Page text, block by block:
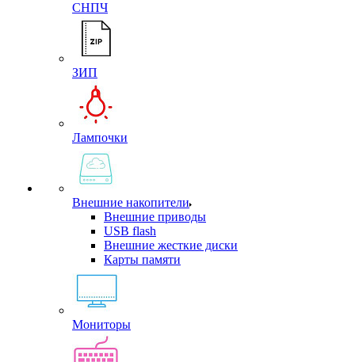
СНПЧ
ЗИП
Лампочки
Внешние накопители
Внешние приводы
USB flash
Внешние жесткие диски
Карты памяти
Мониторы